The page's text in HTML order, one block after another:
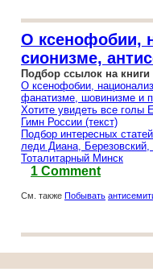
О ксенофобии,
сионизме,
Подбор ссылок на книги
О ксенофобии,
фанатизме, шовинизме и
Хотите увидеть все голы
Гимн России (текст)
Подбор интересных
леди Диана,
Тоталитарный Минск
1 Comment
См. также Побывать